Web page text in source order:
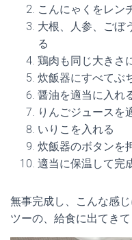
こんにゃくをレン
大根、人参、ごぼ
る
鶏肉も同じ大きさ
炊飯器にすべてぶ
醤油を適当に入れ
りんごジュースを
いりこを入れる
炊飯器のボタンを
適当に保温して完
無事完成し、こんな感
ツーの、給食に出てき